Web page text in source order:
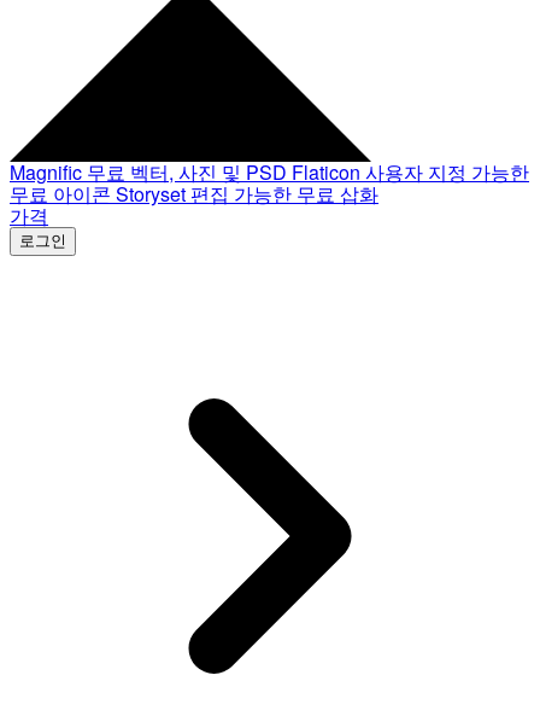
Magnific 무료 벡터, 사진 및 PSD Flaticon 사용자 지정 가능한
무료 아이콘 Storyset 편집 가능한 무료 삽화
가격
로그인